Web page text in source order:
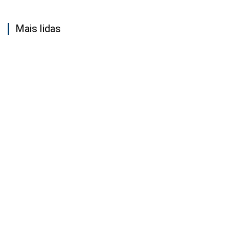
Mais lidas